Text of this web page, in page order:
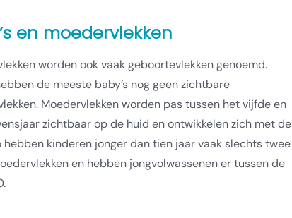
en moedervlekken
worden ook vaak geboortevlekken genoemd.
de meeste baby’s nog geen zichtbare
Moedervlekken worden pas tussen het vijfde en
zichtbaar op de huid en ontwikkelen zich met de
hebben kinderen jonger dan tien jaar vaak slechts twee
en hebben jongvolwassenen er tussen de